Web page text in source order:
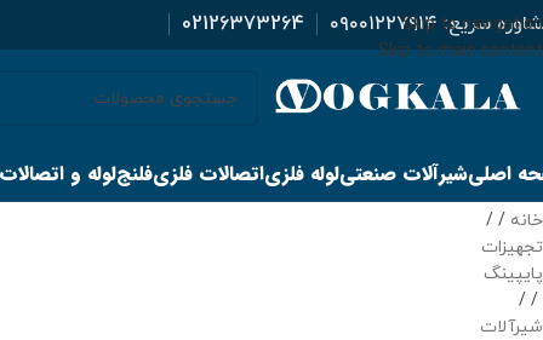
Skip to navigation
Skip to main content
سریع:۰۹۰۰۱۲۲۷۹۱۴ 02126373264
اصلیشیرآلات صنعتیلوله فلزیاتصالات فلزیفلنجلوله و
خانه /
تجهیزات
پایپینگ
/
شیرآلات